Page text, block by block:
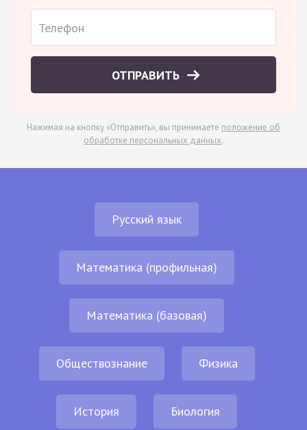
ОТПРАВИТЬ
Нажимая на кнопку «Отправить», вы принимаете положение об
обработке персональных данных.
Русский язык
Математика (профильная)
Математика (базовая)
Обществознание Физика
История Биология